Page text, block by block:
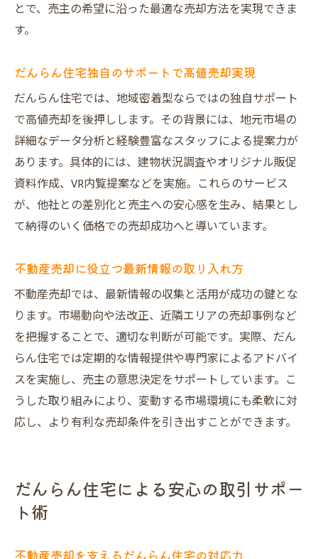
とで、売主の希望に沿った最適な売却方法を実現できま
す。
だんらん住宅独自のサポートで高値売却実現
だんらん住宅では、地域密着型ならではの独自サポート
で高値売却を後押しします。その背景には、地元市場の
詳細なデータ分析と経験豊富なスタッフによる提案力が
あります。具体的には、建物状況調査やオリジナル販促
資料作成、VR内覧提案などを実施。これらのサービス
が、他社との差別化と売主への安心感を生み、結果とし
て納得のいく価格での売却成功へと導いています。
不動産売却に役立つ最新情報の取り入れ方
不動産売却では、最新情報の収集と活用が成功の鍵とな
ります。市場動向や法改正、近隣エリアの売却事例など
を把握することで、適切な判断が可能です。実際、だん
らん住宅では定期的な情報提供や専門家によるアドバイ
スを実施し、売主の意思決定をサポートしています。こ
うした取り組みにより、変動する市場環境にも柔軟に対
応し、より有利な売却条件を引き出すことができます。
だんらん住宅による安心の取引サポー
ト術
不動産売却を支えるだんらん住宅の対応力